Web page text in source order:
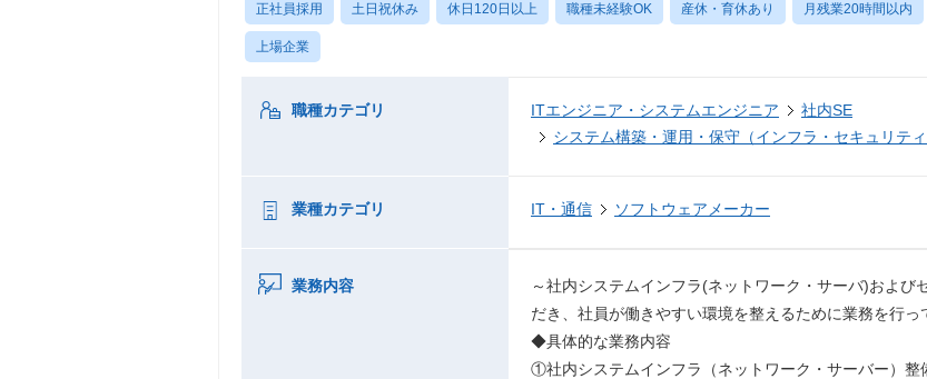
正社員採用 土日祝休み 休日120日以上 職種未経験OK 産休・育休あり 月残業20時間以内
上場企業
職種カテゴリ ITエンジニア・システムエンジニア
社内SE
システム構築・運用・保守（インフラ・セキュリティ
業種カテゴリ IT・通信 ソフトウェアメーカー
業務内容
～社内システムインフラ(ネットワーク・サーバ)および
だき、社員が働きやすい環境を整えるために業務を行っ
◆具体的な業務内容
①社内システムインフラ（ネットワーク・サーバー）整